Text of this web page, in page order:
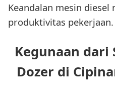
Keandalan mesin diesel
produktivitas pekerjaan.
Kegunaan dari
Dozer di